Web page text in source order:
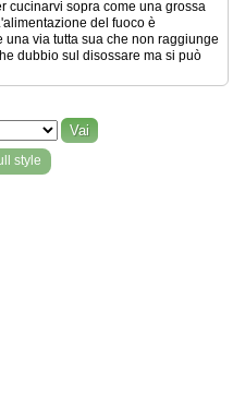
cucinarvi sopra come una grossa
del fuoco è
via tutta sua che non raggiunge
dubbio sul disossare ma si può
style